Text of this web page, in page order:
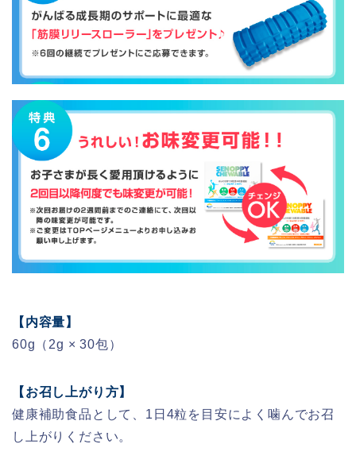
【内容量】
60g（2g × 30包）
【お召し上がり方】
健康補助食品として、1日4粒を目安によく噛んでお召
し上がりください。